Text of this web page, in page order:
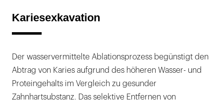
Kariesexkavation
Der wasservermittelte Ablationsprozess begünstigt den
Abtrag von Karies aufgrund des höheren Wasser- und
Proteingehalts im Vergleich zu gesunder
Zahnhartsubstanz. Das selektive Entfernen von